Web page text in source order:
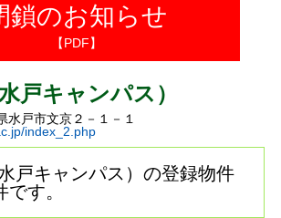
鎖のお知らせ
【PDF】
戸キャンパス）
水戸市文京２－１－１
index_2.php
戸キャンパス）の登録物件
す。